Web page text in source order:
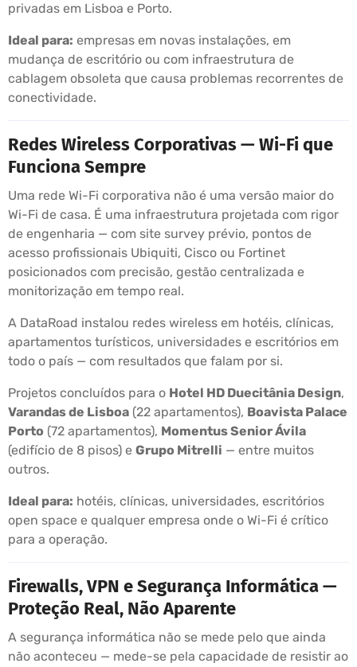
privadas em Lisboa e Porto.
Ideal para: empresas em novas instalações, em
mudança de escritório ou com infraestrutura de
cablagem obsoleta que causa problemas recorrentes de
conectividade.
Redes Wireless Corporativas — Wi-Fi que
Funciona Sempre
Uma rede Wi-Fi corporativa não é uma versão maior do
Wi-Fi de casa. É uma infraestrutura projetada com rigor
de engenharia — com site survey prévio, pontos de
acesso profissionais Ubiquiti, Cisco ou Fortinet
posicionados com precisão, gestão centralizada e
monitorização em tempo real.
A DataRoad instalou redes wireless em hotéis, clínicas,
apartamentos turísticos, universidades e escritórios em
todo o país — com resultados que falam por si.
Projetos concluídos para o Hotel HD Duecitânia Design,
Varandas de Lisboa (22 apartamentos), Boavista Palace
Porto (72 apartamentos), Momentus Senior Ávila
(edifício de 8 pisos) e Grupo Mitrelli — entre muitos
outros.
Ideal para: hotéis, clínicas, universidades, escritórios
open space e qualquer empresa onde o Wi-Fi é crítico
para a operação.
Firewalls, VPN e Segurança Informática —
Proteção Real, Não Aparente
A segurança informática não se mede pelo que ainda
não aconteceu — mede-se pela capacidade de resistir ao